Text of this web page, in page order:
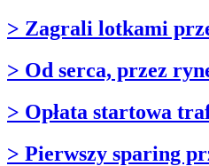
> Zagrali lotkami
> Od serca, przez
> Opłata startowa
> Pierwszy sparing